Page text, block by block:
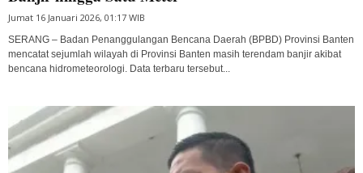
Jumat 16 Januari 2026, 01:17 WIB
SERANG – Badan Penanggulangan Bencana Daerah (BPBD) Provinsi Banten
mencatat sejumlah wilayah di Provinsi Banten masih terendam banjir akibat
bencana hidrometeorologi. Data terbaru tersebut...